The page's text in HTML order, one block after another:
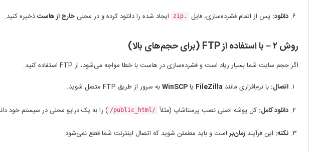
دانلود: پس از اتمام فشرده‌سازی، فایل .zip ایجاد شده را دانلود کرده و در محلی خارج از هاستذخیره کنید.
روش ۲ – با استفاده از FTP (برای حجم‌های بالا)
اگر حجم سایت شما بسیار زیاد است و فشرده‌سازی در هاست با خطا مواجه می‌شود، از FTP استفاده کنید.
اتصال: با نرم‌افزاری مانند FileZilla یاWinSCPبه سرور از طریق FTP متصل شوید.
دانلود کامل: کل پوشه اصلی نصب پرستاشاپ (مثلاً /public_html/ ) را به یک درایو محلی در سیستم خود
نکته: این فرآیند زمان‌براست و باید مطمئن شوید که اتصال اینترنت شما قطع نمی‌شود.